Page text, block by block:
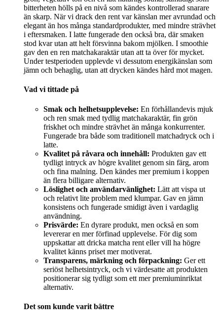
bitterheten hölls på en nivå som kändes kontrollerad snarare
än skarp. När vi drack den rent var känslan mer avrundad och
elegant än hos många standardprodukter, med mindre strävhet
i eftersmaken. I latte fungerade den också bra, där smaken
stod kvar utan att helt försvinna bakom mjölken. I smoothie
gav den en ren matchakaraktär utan att ta över för mycket.
Under testperioden upplevde vi dessutom energikänslan som
jämn och behaglig, utan att drycken kändes hård mot magen.
Vad vi tittade på
Smak och helhetsupplevelse: En förhållandevis mjuk
och ren smak med tydlig matchakaraktär, fin grön
friskhet och mindre strävhet än många konkurrenter.
Fungerade bra både som traditionell matchadryck och i
latte.
Kvalitet på råvara och innehåll: Produkten gav ett
tydligt intryck av högre kvalitet genom sin färg, arom
och fina malning. Den kändes mer premium i koppen
än flera billigare alternativ.
Löslighet och användarvänlighet: Lätt att vispa ut
och relativt lite problem med klumpar. Gav en jämn
konsistens och fungerade smidigt även i vardaglig
användning.
Prisvärde: En dyrare produkt, men också en som
levererar en mer förfinad upplevelse. För dig som
uppskattar att dricka matcha rent eller vill ha högre
kvalitet känns priset mer motiverat.
Transparens, märkning och förpackning: Ger ett
seriöst helhetsintryck, och vi värdesatte att produkten
positionerar sig tydligt som ett mer premiuminriktat
alternativ.
Det som kunde varit bättre